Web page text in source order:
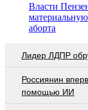
Власти
аборта
Лидер ЛДПР
Россиянин
помощью ИИ